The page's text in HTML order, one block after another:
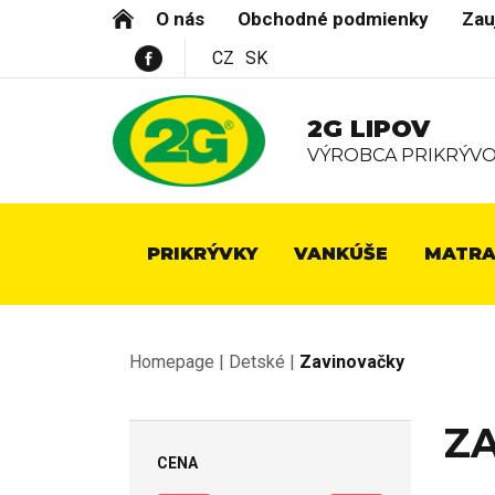
O nás Obchodné podmienky
CZ SK
2G LIPOV
VÝROBCA
PRIKRÝVKY VANKÚŠE
Homepage Detské Zavinovačky
CENA